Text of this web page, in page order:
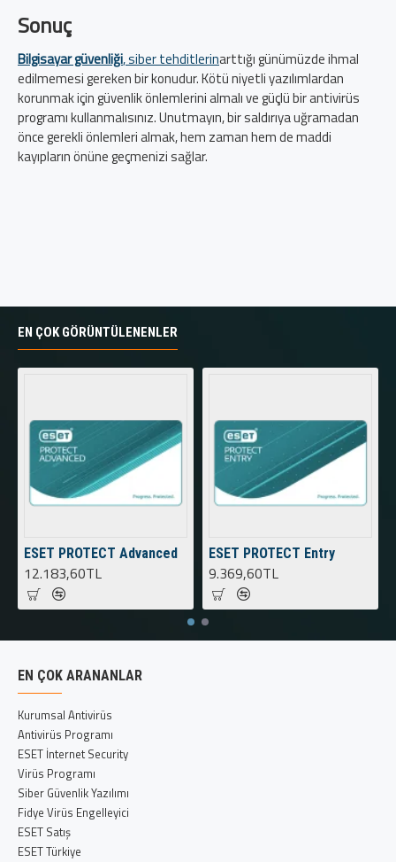
Sonuç
Bilgisayar güvenliği, siber tehditlerinarttığı günümüzde ihmal
edilmemesi gereken bir konudur. Kötü niyetli yazılımlardan
korunmak için güvenlik önlemlerini almalı ve güçlü bir antivirüs
programı kullanmalısınız. Unutmayın, bir saldırıya uğramadan
önce gerekli önlemleri almak, hem zaman hem de maddi
kayıpların önüne geçmenizi sağlar.
EN ÇOK GÖRÜNTÜLENENLER
ESET PROTECT Advanced
12.183,60TL
ESET PROTECT Entry
9.369,60TL
EN ÇOK ARANANLAR
Kurumsal Antivirüs
Antivirüs Programı
ESET İnternet Security
Virüs Programı
Siber Güvenlik Yazılımı
Fidye Virüs Engelleyici
ESET Satış
ESET Türkiye